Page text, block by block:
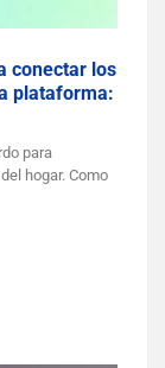
conectar los
plataforma:
para
hogar. Como